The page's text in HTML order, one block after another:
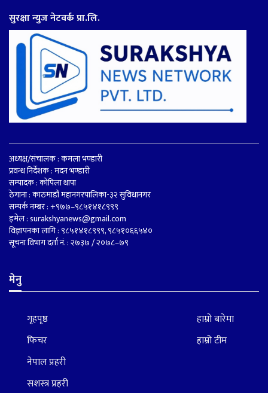
सुरक्षा न्युज नेटवर्क प्रा.लि.
अध्यक्ष/संचालक : कमला भण्डारी
प्रवन्ध निर्देशक : मदन भण्डारी
सम्पादक : कोपिला थापा
ठेगाना : काठमाडौं महानगरपालिका-३२ सुविधानगर
सम्पर्क नम्बर : +९७७–९८५१४१८९९९
इमेल :surakshyanews@gmail.com
विज्ञापनका लागि : ९८५१४१८९९९, ९८५१०६६५४०
सूचना विभाग दर्ता नं. : २७३७ / २०७८–७९
मेनु
गृहपृष्ठ
फिचर
नेपाल प्रहरी
सशस्त्र प्रहरी
हाम्रो बारेमा
हाम्रो टीम